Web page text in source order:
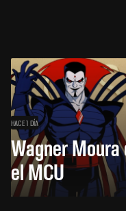
HACE 1 DÍA
Wagner
el MCU